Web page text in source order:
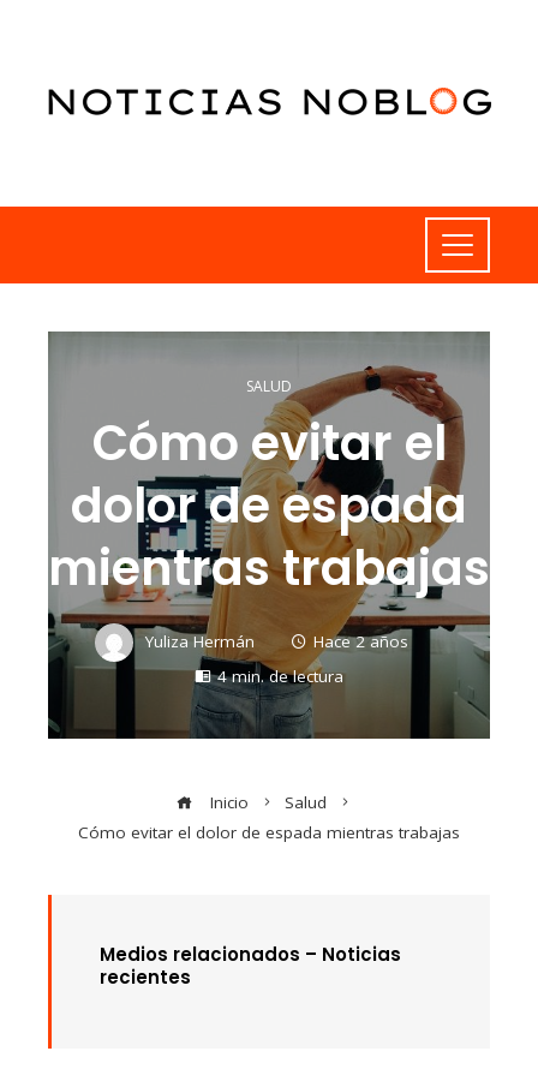
SALUD
Cómo evitar el
dolor de espada
mientras trabajas
Yuliza Hermán
Hace 2 años
4 min. de lectura
Inicio
Salud
Cómo evitar el dolor de espada mientras trabajas
Medios relacionados – Noticias
recientes